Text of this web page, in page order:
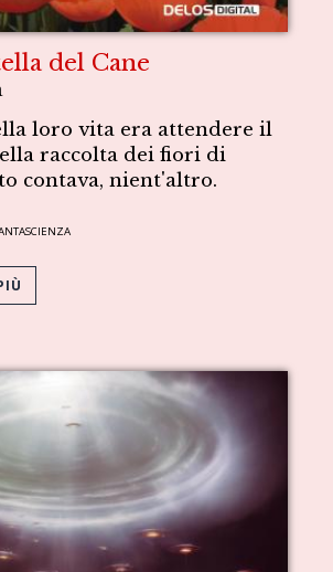
del Cane
loro vita era attendere il
raccolta dei fiori di
contava, nient'altro.